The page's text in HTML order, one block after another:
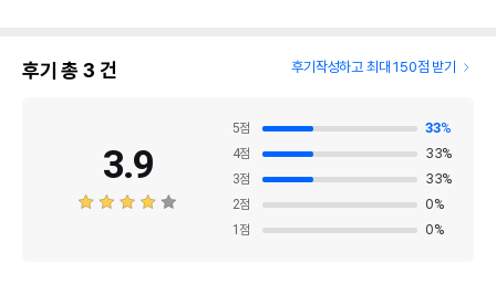
후기 총 3 건 후기작성하고 최대 150점 받기
3.9
5점 33%
4점 33%
3점 33%
2점 0%
1 점 0%